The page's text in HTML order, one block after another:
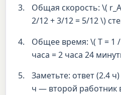
Общая скорость: \(
2/12 + 3/12 = 5/12 \)
Общее время: \( T = 1
часа = 2 часа 24
Заметьте: ответ (2.4
ч — второй работник